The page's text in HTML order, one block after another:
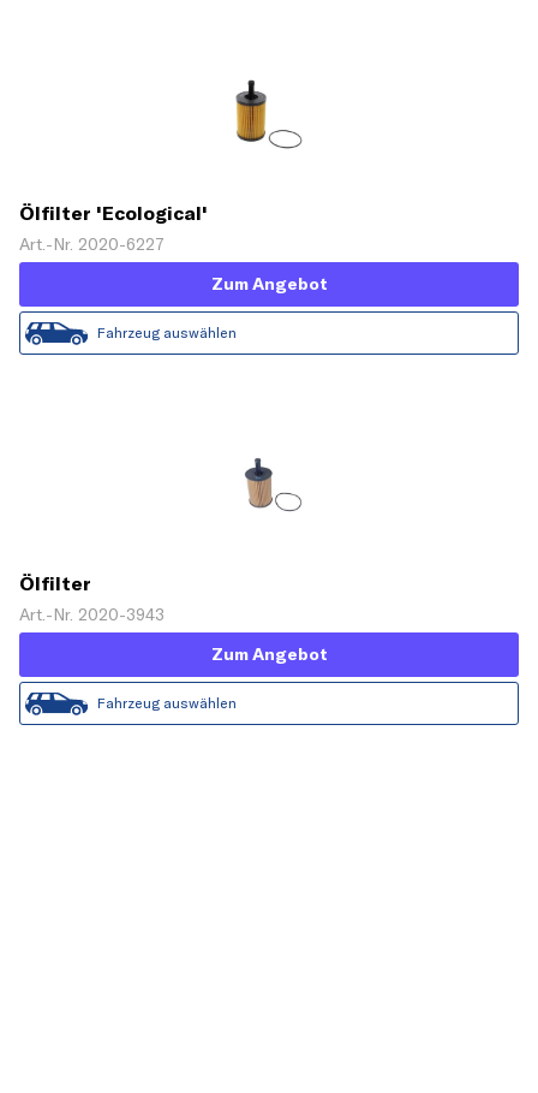
Ölfilter 'Ecological'
Art.-Nr. 2020-6227
Zum Angebot
Fahrzeug auswählen
Ölfilter
Art.-Nr. 2020-3943
Zum Angebot
Fahrzeug auswählen